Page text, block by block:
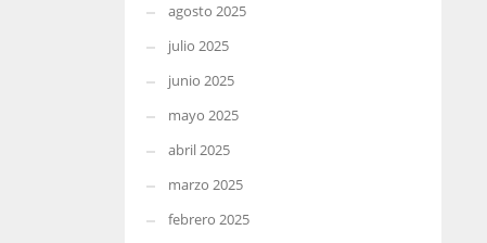
agosto 2025
julio 2025
junio 2025
mayo 2025
abril 2025
marzo 2025
febrero 2025